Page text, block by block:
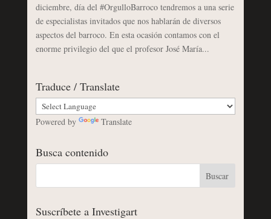
diciembre, día del #OrgulloBarroco tendremos a una serie
de especialistas invitados que nos hablarán de diversos
aspectos del barroco. En esta ocasión contamos con el
enorme privilegio del que el profesor José María...
Traduce / Translate
Powered by Translate
Busca contenido
Suscríbete a Investigart